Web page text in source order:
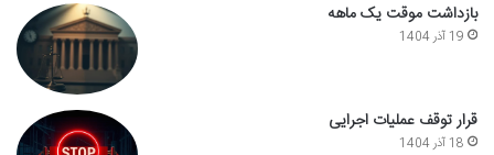
بازداشت موقت یک ماهه
19 آذر 1404
قرار توقف عملیات اجرایی
18 آذر 1404